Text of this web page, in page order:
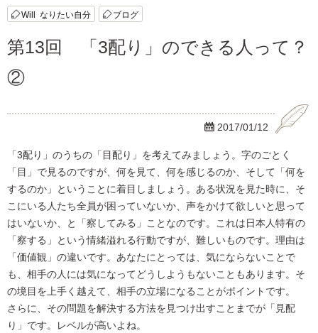
Will なりたい自分 ブログ
第13回 「3配り」のできる人って？
②
 2017/01/12
「3配り」のうちの「目配り」を考えてみましょう。字のごとく
「目」で見るのですが、何を見て、何を感じるのか、そして「何を
するのか」ということに着目しましょう。ある状況を見た時に、そ
こにいる人たち全員が困っていないか、声をかけて欲しいと思って
はいないか、と「察してみる」ことなのです。これは日本人特有の
「察する」という情緒溢れる行動ですが、難しいものです。理由は
「価値観」の違いです。あなたにとっては、気にならないことで
も、相手の人には気になってどうしようもないこともあります。そ
の境目を上手く越えて、相手の立場になることがポイントです。
さらに、その問題を解決する方法を見つけ出すことまでが「見配
り」です。レベルが高いよね。